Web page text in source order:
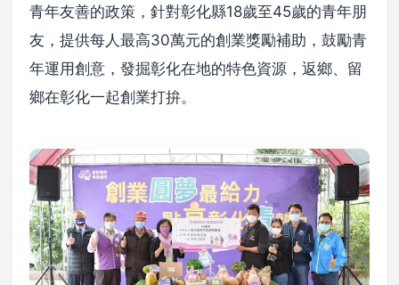
青年友善的政策，針對彰化縣18歲至45歲的青年朋
友，提供每人最高30萬元的創業獎勵補助，鼓勵青
年運用創意，發掘彰化在地的特色資源，返鄉、留
鄉在彰化一起創業打拚。